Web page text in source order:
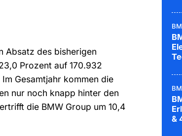
Absatz des bisherigen
Prozent auf 170.932
Gesamtjahr kommen die
nur noch knapp hinter den
die BMW Group um 10,4
&